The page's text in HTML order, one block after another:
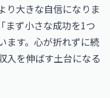
り大きな自信になりま
まず小さな成功を1つ
ます。心が折れずに続
入を伸ばす土台になる